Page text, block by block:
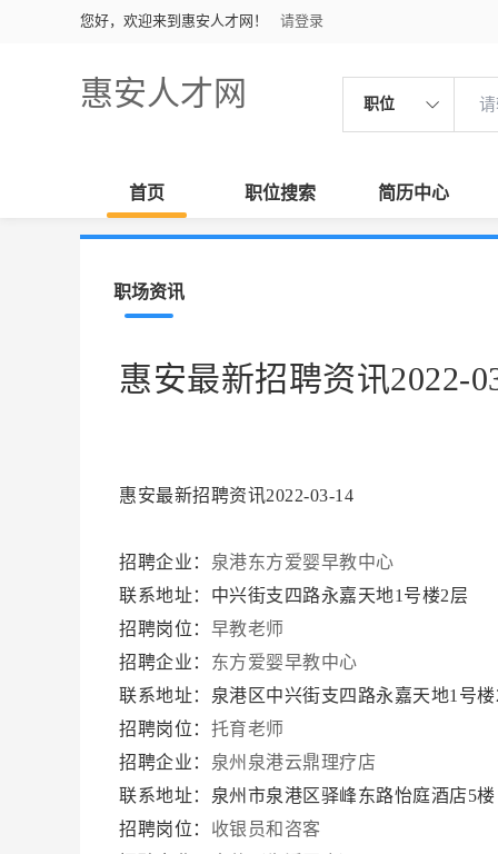
您好，欢迎来到惠安人才网！ 请登录
惠安人才网 职位
首页 职位搜索 简历中心
职场资讯
惠安最新招聘资讯2022-
惠安最新招聘资讯2022-03-14
招聘企业： 泉港东方爱婴早教中心
联系地址：中兴街支四路永嘉天地1号楼2层
招聘岗位： 早教老师
招聘企业： 东方爱婴早教中心
联系地址：泉港区中兴街支四路永嘉天地1号楼
招聘岗位： 托育老师
招聘企业： 泉州泉港云鼎理疗店
联系地址：泉州市泉港区驿峰东路怡庭酒店5楼
招聘岗位： 收银员和咨客